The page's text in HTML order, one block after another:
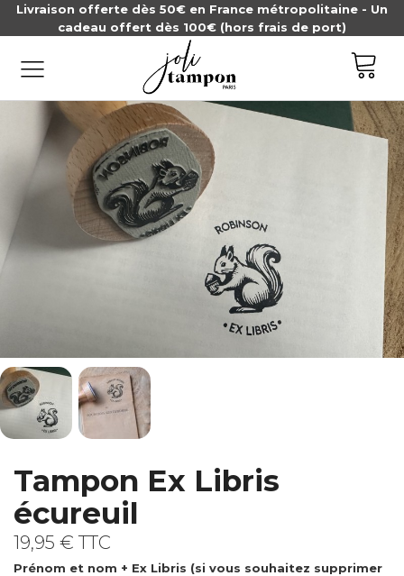
Livraison offerte dès 50€ en France métropolitaine - Un
cadeau offert dès 100€ (hors frais de port)
Tampon Ex Libris
écureuil
19,95 € TTC
Prénom et nom + Ex Libris (si vous souhaitez supprimer